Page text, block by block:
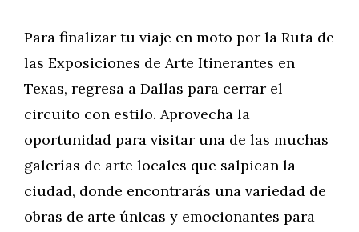
Para finalizar tu viaje en moto por la Ruta de
las Exposiciones de Arte Itinerantes en
Texas, regresa a Dallas para cerrar el
circuito con estilo. Aprovecha la
oportunidad para visitar una de las muchas
galerías de arte locales que salpican la
ciudad, donde encontrarás una variedad de
obras de arte únicas y emocionantes para